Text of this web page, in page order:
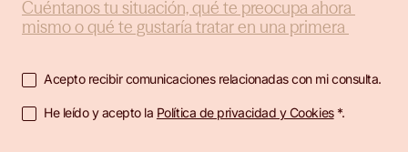
Acepto recibir comunicaciones relacionadas con mi consulta.
He leído y acepto la Política de privacidad y Cookies*.